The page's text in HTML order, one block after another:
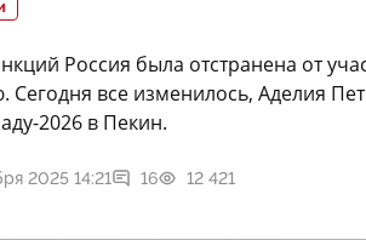
Россия была отстранена от
Сегодня все изменилось, Аделия
2026 в Пекин.
2025 14:21 16 12 421